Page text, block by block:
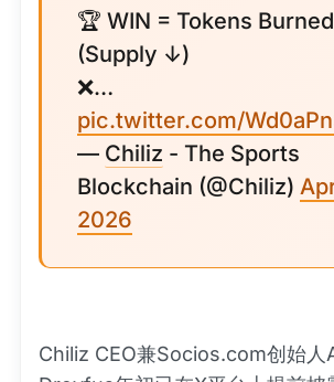
🏆 WIN = Tokens Burned
(Supply ↓)
❌…
pic.twitter.com/
— Chiliz - The Sports
Blockchain (@Chiliz)
2026
Chiliz CEO兼Socios.com创始